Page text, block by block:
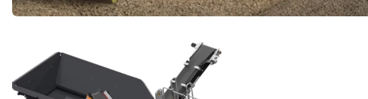
Ammann Építőipari gépek
Fedezze fel a gépeket